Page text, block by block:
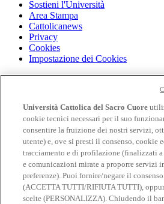
Sostieni l'Università
Area Stampa
Cattolicanews
Privacy
Cookies
Impostazione dei Cookies
Cloudmail
OFF-CAMPUS
Intranet
Biblioteca
Librerie
Educatt
CV Online
Albo fornitori
Bandi e gare
Università Cattolica del Sacro Cuore
cookie tecnici necessari per il suo
consentire la fruizione dei nostri servizi,
utente) e, ove si presti il consenso, cookie
tracciamento e di profilazione (finalizzati a
e comunicazioni mirate a proporre servizi
preferenze). Puoi fornire/negare il
(ACCETTA TUTTI/RIFIUTA TUTTI),
scelte (PERSONALIZZA). Chiudendo il